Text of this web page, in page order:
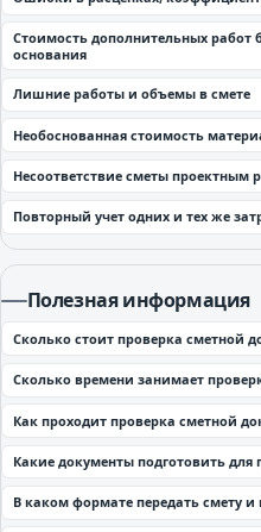
Стоимость дополнительных работ
основания
Лишние работы и объемы в смете
Необоснованная стоимость
Несоответствие сметы проектным
Повторный учет одних и тех же
Полезная информация
Сколько стоит проверка сметной
Сколько времени занимает
Как проходит проверка сметной
Какие документы подготовить для
В каком формате передать смету